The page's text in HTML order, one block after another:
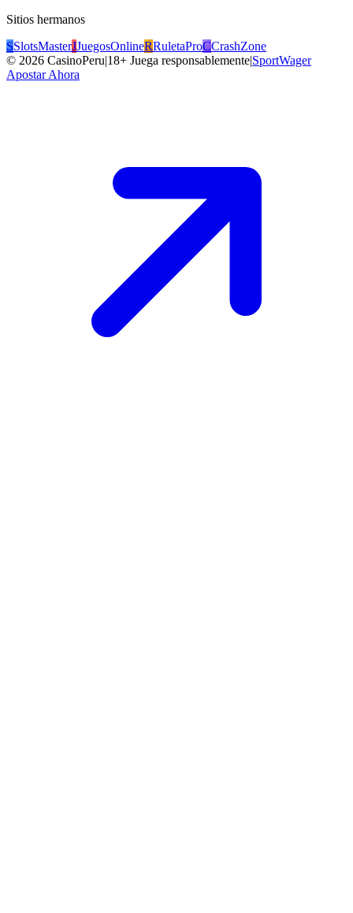
Sitios hermanos
SSlotsMasterJJuegosOnlineRRuletaProCCrashZone
© 2026 CasinoPeru|18+ Juega responsablemente|SportWager
Apostar Ahora